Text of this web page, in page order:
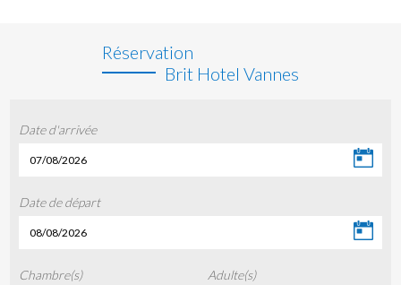
Réservation
Brit Hotel Vannes
Date d'arrivée
07/08/2026
Date de départ
08/08/2026
Chambre(s) Adulte(s)